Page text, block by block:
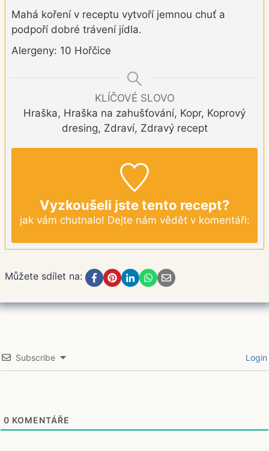
Mahá koření v receptu vytvoří jemnou chuť a
podpoří dobré trávení jídla.
Alergeny: 10 Hořčice
KLÍČOVÉ SLOVO
Hraška, Hraška na zahušťování, Kopr, Koprový
dresing, Zdraví, Zdravý recept
Vyzkoušeli jste tento recept?
jak vám chutnalo! Dejte nám vědět v komentáři:
Můžete sdílet na:
Subscribe Login
0 KOMENTÁŘE